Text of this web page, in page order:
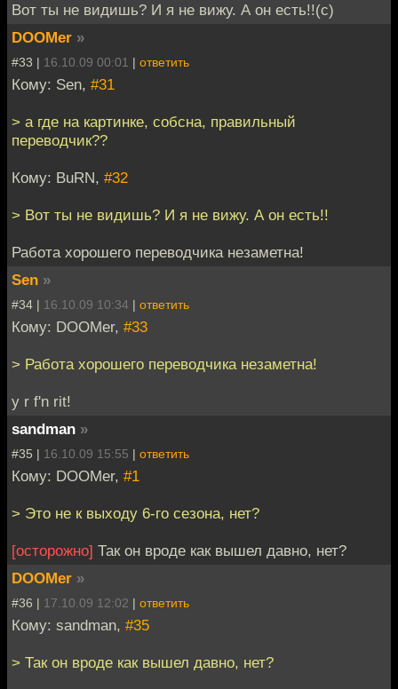
Вот ты не видишь? И я не вижу. А он есть!!(с)
DOOMer »
#33 | 16.10.09 00:01 | ответить
Кому: Sen, #31
> а где на картинке, собсна, правильный
переводчик??
Кому: BuRN, #32
> Вот ты не видишь? И я не вижу. А он есть!!
Работа хорошего переводчика незаметна!
Sen »
#34 | 16.10.09 10:34 | ответить
Кому: DOOMer, #33
> Работа хорошего переводчика незаметна!
y r f'n rit!
sandman »
#35 | 16.10.09 15:55 | ответить
Кому: DOOMer, #1
> Это не к выходу 6-го сезона, нет?
[осторожно] Так он вроде как вышел давно, нет?
DOOMer »
#36 | 17.10.09 12:02 | ответить
Кому: sandman, #35
> Так он вроде как вышел давно, нет?